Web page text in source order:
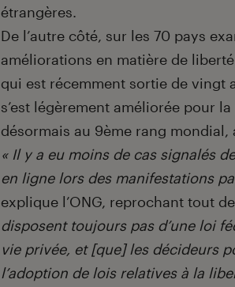
étrangères.
De l’autre côté, sur les 70 pays
améliorations en matière de
qui est récemment sortie de vingt
s’est légèrement améliorée pour
désormais au 9ème rang mondial,
« Il y a eu moins de cas signalés
en ligne lors des manifestations
explique l’ONG, reprochant tout
disposent toujours pas d’une loi
vie privée, et [que] les décideurs
l’adoption de lois relatives à la